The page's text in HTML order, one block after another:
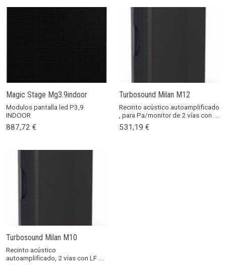
Magic Stage Mg3.9indoor
Modulos pantalla led P3,9
INDOOR
887,72 €
Turbosound Milan M12
Recinto acústico autoamplificado
, para Pa/monitor de 2 vías con ...
531,19 €
Turbosound Milan M10
Recinto acústico
autoamplificado, 2 vías con LF ...